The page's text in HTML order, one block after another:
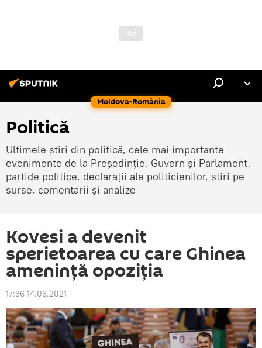
Moldova-România
Politică
Ultimele știri din politică, cele mai importante
evenimente de la Președinție, Guvern și Parlament,
partide politice, declarații ale politicienilor, știri pe
surse, comentarii și analize
Kovesi a devenit
sperietoarea cu care Ghinea
amenință opoziția
17:36 14.06.2021